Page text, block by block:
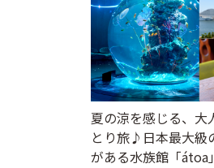
夏の涼を感じる、大
とり旅♪日本最大級
がある水族館「átoa